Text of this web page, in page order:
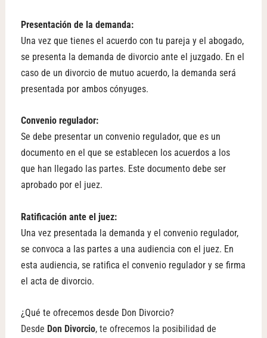
Presentación de la demanda:
Una vez que tienes el acuerdo con tu pareja y el abogado,
se presenta la demanda de divorcio ante el juzgado. En el
caso de un divorcio de mutuo acuerdo, la demanda será
presentada por ambos cónyuges.
Convenio regulador:
Se debe presentar un convenio regulador, que es un
documento en el que se establecen los acuerdos a los
que han llegado las partes. Este documento debe ser
aprobado por el juez.
Ratificación ante el juez:
Una vez presentada la demanda y el convenio regulador,
se convoca a las partes a una audiencia con el juez. En
esta audiencia, se ratifica el convenio regulador y se firma
el acta de divorcio.
¿Qué te ofrecemos desde Don Divorcio?
Desde Don Divorcio, te ofrecemos la posibilidad de